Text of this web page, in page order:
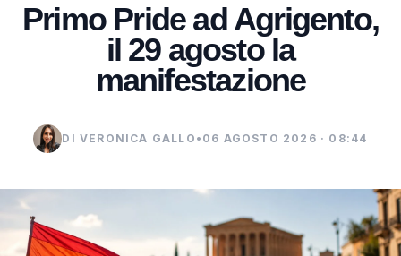
Primo Pride ad Agrigento,
il 29 agosto la
manifestazione
DI VERONICA GALLO • 06 AGOSTO 2026 · 08:44